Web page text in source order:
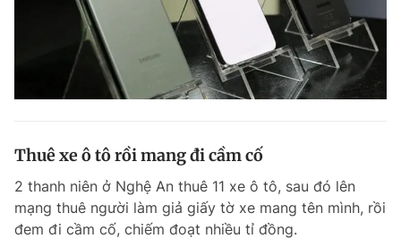
Thuê xe ô tô rồi mang đi cầm cố
2 thanh niên ở Nghệ An thuê 11 xe ô tô, sau đó lên
mạng thuê người làm giả giấy tờ xe mang tên mình, rồi
đem đi cầm cố, chiếm đoạt nhiều tỉ đồng.